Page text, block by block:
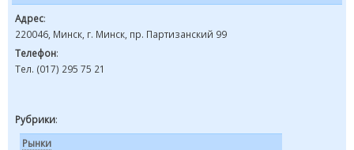
Адрес:
220046, Минск, г. Минск, пр. Партизанский 99
Телефон:
Тел. (017) 295 75 21
Рубрики:
Рынки